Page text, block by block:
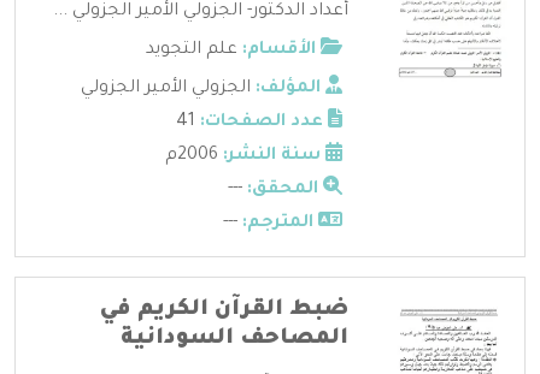
أعداد الدكتور- الجزولي الأمير الجزولي ...
الأقسام: علم التجويد
المؤلف: الجزولي الأمير الجزولي
عدد الصفحات:
سنة النشر:
المحقق: ---
المترجم: ---
ضبط القرآن الكريم في
المصاحف السودانية